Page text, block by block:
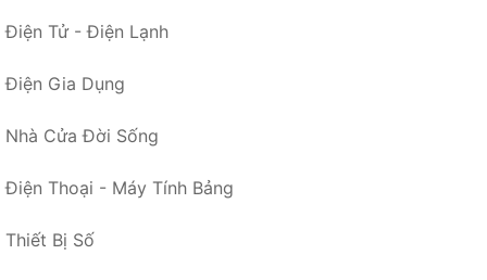
Điện Tử - Điện Lạnh
Điện Gia Dụng
Nhà Cửa Đời Sống
Điện Thoại - Máy Tính Bảng
Thiết Bị Số